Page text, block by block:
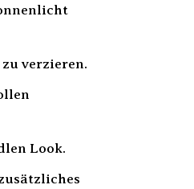
verzieren.
Look.